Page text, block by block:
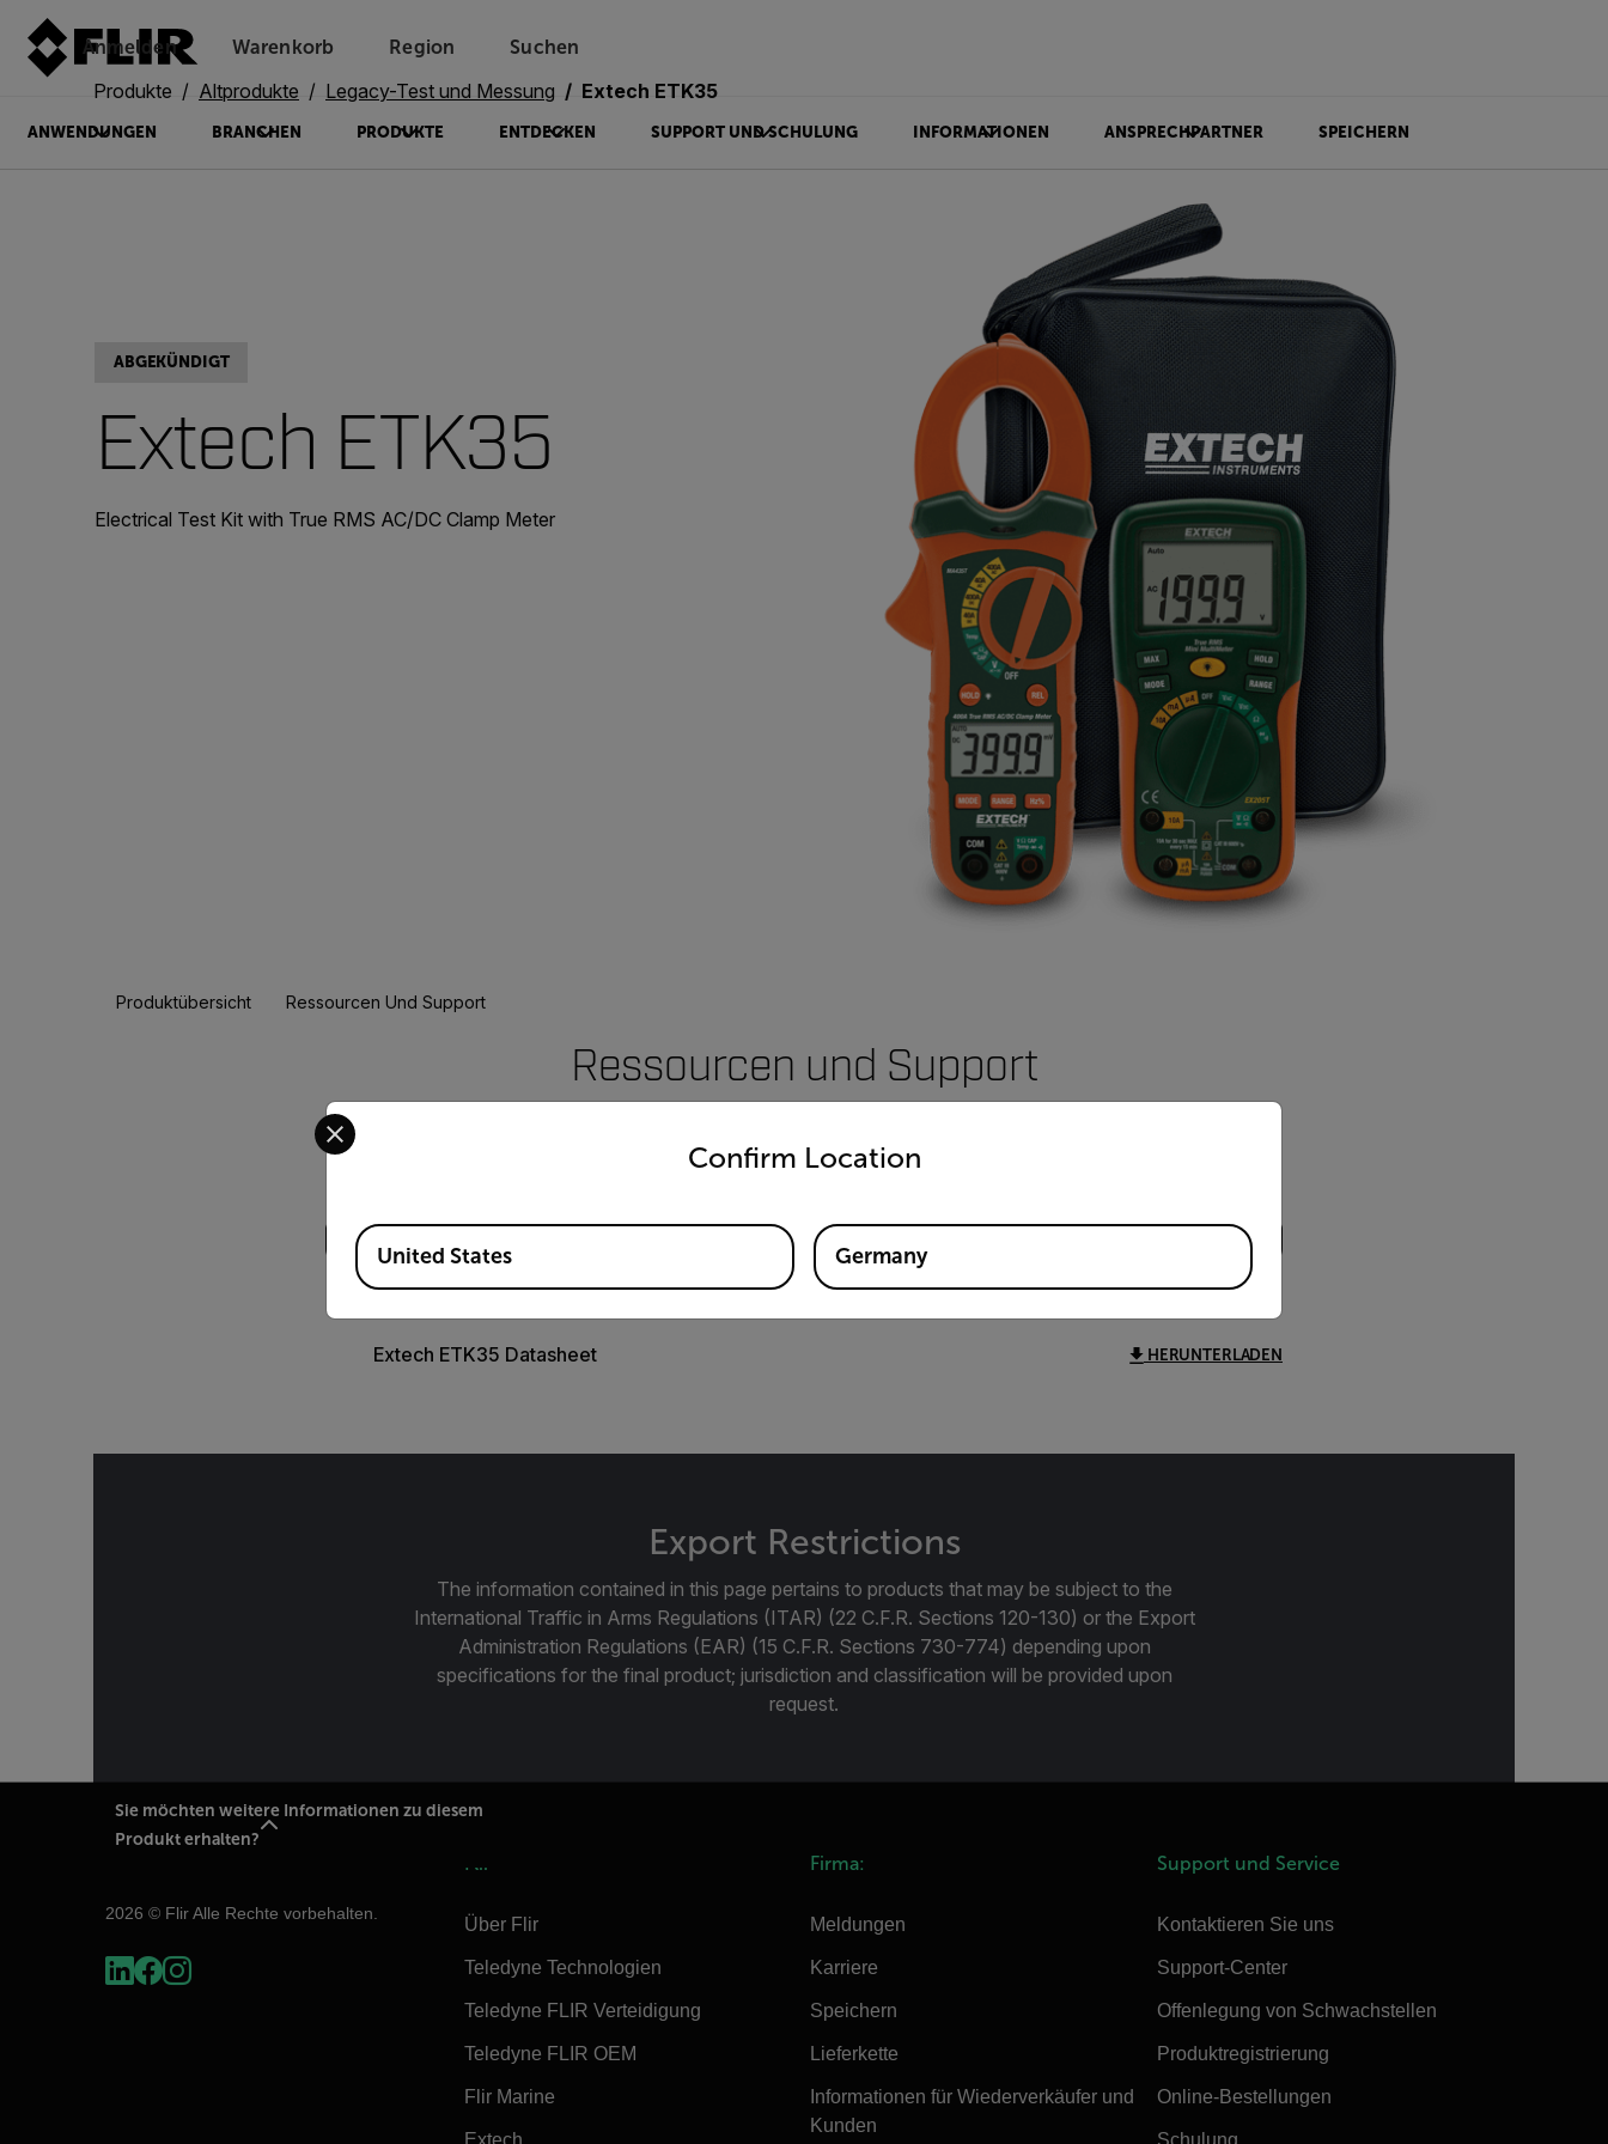
Anmelden Unread messages
Warenkorb
Modell
Entfernen
Elemente
Element
In den Warenkorb
Im Warenkorb
Region Suchen
ANWENDUNGEN BRANCHEN PRODUKTE ENTDECKEN SUPPORT UND SCHULUNG INFORMATIONEN ANSPRECHPARTNER SPEICHERN
Produkte Altprodukte Legacy-Test und Messung Extech ETK35
ABGEKÜNDIGT
Extech ETK35
Electrical Test Kit with True RMS AC/DC Clamp Meter
Produktübersicht Ressourcen Und Support
Ressourcen und Support
Extech ETK35 Datasheet HERUNTERLADEN
Export Restrictions
The information contained in this page pertains to products that may be subject to the
International Traffic in Arms Regulations (ITAR) (22 C.F.R. Sections 120-130) or the Export
Administration Regulations (EAR) (15 C.F.R. Sections 730-774) depending upon
specifications for the final product; jurisdiction and classification will be provided upon
request.
Sie möchten weitere Informationen zu diesem
Produkt erhalten?
2026 © Flir Alle Rechte vorbehalten.
Flir
Über Flir
Teledyne Technologien
Teledyne FLIR Verteidigung
Teledyne FLIR OEM
Flir Marine
Extech
Firma:
Meldungen
Karriere
Speichern
Lieferkette
Informationen für Wiederverkäufer und
Kunden
Support und Service
Kontaktieren Sie uns
Support-Center
Offenlegung von Schwachstellen
Produktregistrierung
Online-Bestellungen
Schulung
Confirm Location
Select your preferred country and language from the options below to access the appropriate version of our website.
Available Locations
United States Germany